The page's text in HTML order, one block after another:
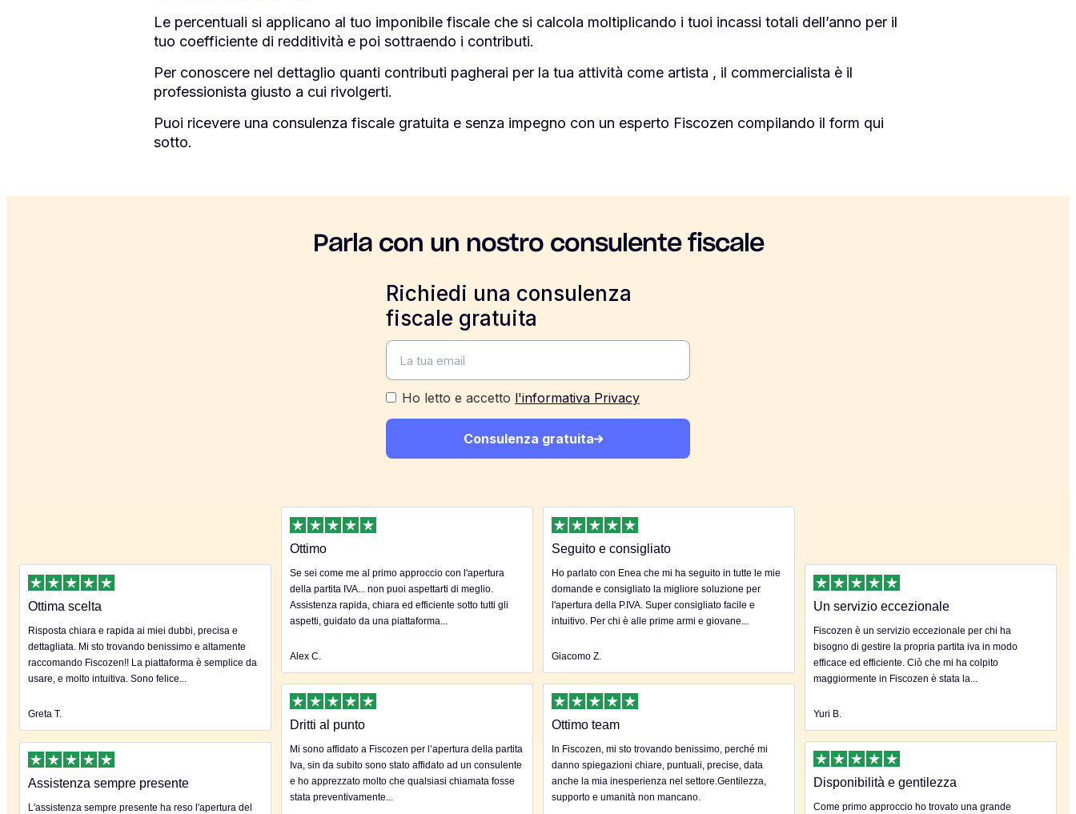
Le percentuali si applicano al tuo imponibile fiscale che si calcola moltiplicando i tuoi incassi totali dell’anno per il
tuo coefficiente di redditività e poi sottraendo i contributi.
Per conoscere nel dettaglio quanti contributi pagherai per la tua attività come artista , il commercialista è il
professionista giusto a cui rivolgerti.
Puoi ricevere una consulenza fiscale gratuita e senza impegno con un esperto Fiscozen compilando il form qui
sotto.
Parla con un nostro consulente fiscale
Richiedi una consulenza
fiscale gratuita
Ho letto e accetto l'informativa Privacy
Consulenza gratuita
Ottima scelta
Risposta chiara e rapida ai miei dubbi, precisa e
dettagliata. Mi sto trovando benissimo e altamente
raccomando Fiscozen!! La piattaforma è semplice da
usare, e molto intuitiva. Sono felice...
Greta T.
Ottimo
Se sei come me al primo approccio con l'apertura
della partita IVA... non puoi aspettarti di meglio.
Assistenza rapida, chiara ed efficiente sotto tutti gli
aspetti, guidato da una piattaforma...
Alex C.
Seguito e consigliato
Ho parlato con Enea che mi ha seguito in tutte le mie
domande e consigliato la migliore soluzione per
l'apertura della P.IVA. Super consigliato facile e
intuitivo. Per chi è alle prime armi e giovane...
Giacomo Z.
Un servizio eccezionale
Fiscozen è un servizio eccezionale per chi ha
bisogno di gestire la propria partita iva in modo
efficace ed efficiente. Ciò che mi ha colpito
maggiormente in Fiscozen è stata la...
Yuri B.
Assistenza sempre presente
L'assistenza sempre presente ha reso l'apertura del
Dritti al punto
Mi sono affidato a Fiscozen per l’apertura della partita
Iva, sin da subito sono stato affidato ad un consulente
e ho apprezzato molto che qualsiasi chiamata fosse
stata preventivamente...
Ottimo team
In Fiscozen, mi sto trovando benissimo, perché mi
danno spiegazioni chiare, puntuali, precise, data
anche la mia inesperienza nel settore.Gentilezza,
supporto e umanità non mancano.
Disponibilità e gentilezza
Come primo approccio ho trovato una grande